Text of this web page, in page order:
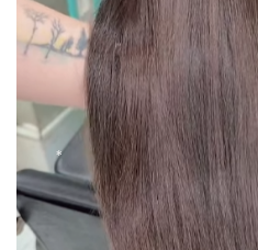
*
*
*